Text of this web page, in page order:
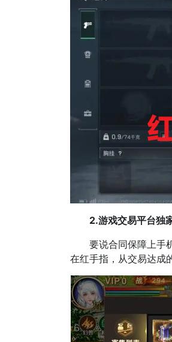
2.游戏交易平台独家
要说合同保障上手机
在红手指，从交易达成